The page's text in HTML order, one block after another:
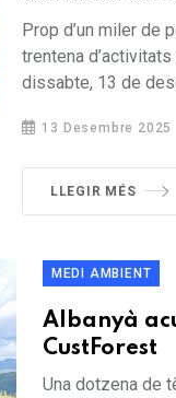
Prop d’un miler de
trentena
dissabte, 13 de
13 Desembre 2025
LLEGIR MÉS
MEDI AMBIENT
Albanyà
CustForest
Una dotzena de